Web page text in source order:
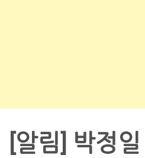
[알림] 박정일